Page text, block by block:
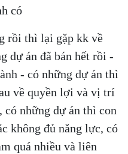
có
rồi thì lại gặp kk về
dự án đã bán hết rồi -
- có những dự án thì
về quyền lợi và vị trí
có những dự án thì con
không đủ năng lực, có
quá nhiều và liên